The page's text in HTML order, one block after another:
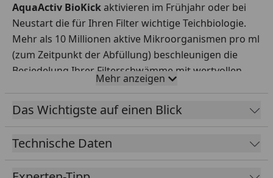
AquaActiv BioKickaktivieren im Frühjahr oder bei
Neustart die für Ihren Filter wichtige Teichbiologie.
Mehr als 10 Millionen aktive Mikroorganismen pro ml
(zum Zeitpunkt der Abfüllung) beschleunigen die
Besiedelung Ihrer Filterschwämme mit wertvollen
Filterbakterien. Zudem setzt sofort die Entgiftung von
Nitrit, Ammonium und Ammoniak ein. Mit
Unterstützung dieses Filterstarters erreicht Ihr
Leistungsfähigkeit. Auch nach einem
Mehr anzeigen
Das Wichtigste auf einen Blick
Technische Daten